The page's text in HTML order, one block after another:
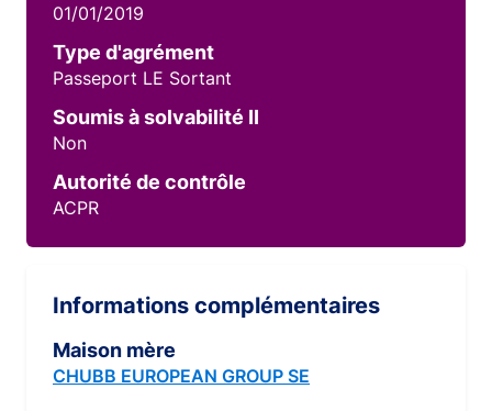
01/01/2019
Type d'agrément
Passeport LE Sortant
Soumis à solvabilité II
Non
Autorité de contrôle
ACPR
Informations complémentaires
Maison mère
CHUBB EUROPEAN GROUP SE